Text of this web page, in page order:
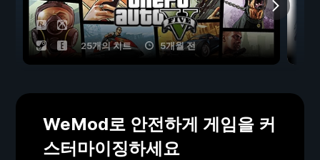
25개의 치트 5개월 전
WeMod로 안전하게 게임을 커
스터마이징하세요